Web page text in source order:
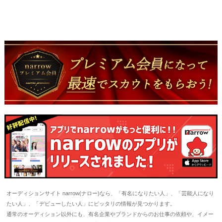
オーディションサイト narrow(ナロー)なら、「有名になりたい人」、「芸能人になり
たい人」、「デビューしたい人」にピッタリの情報が見つかります。
通常のオーディション以外にも、有名企業やブランドからのお仕事の依頼や、イメー